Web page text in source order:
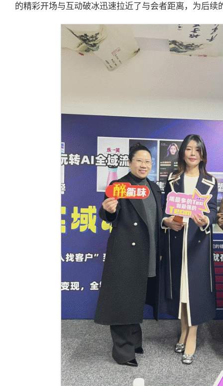
的精彩开场与互动破冰迅速拉近了与会者距离，为后续